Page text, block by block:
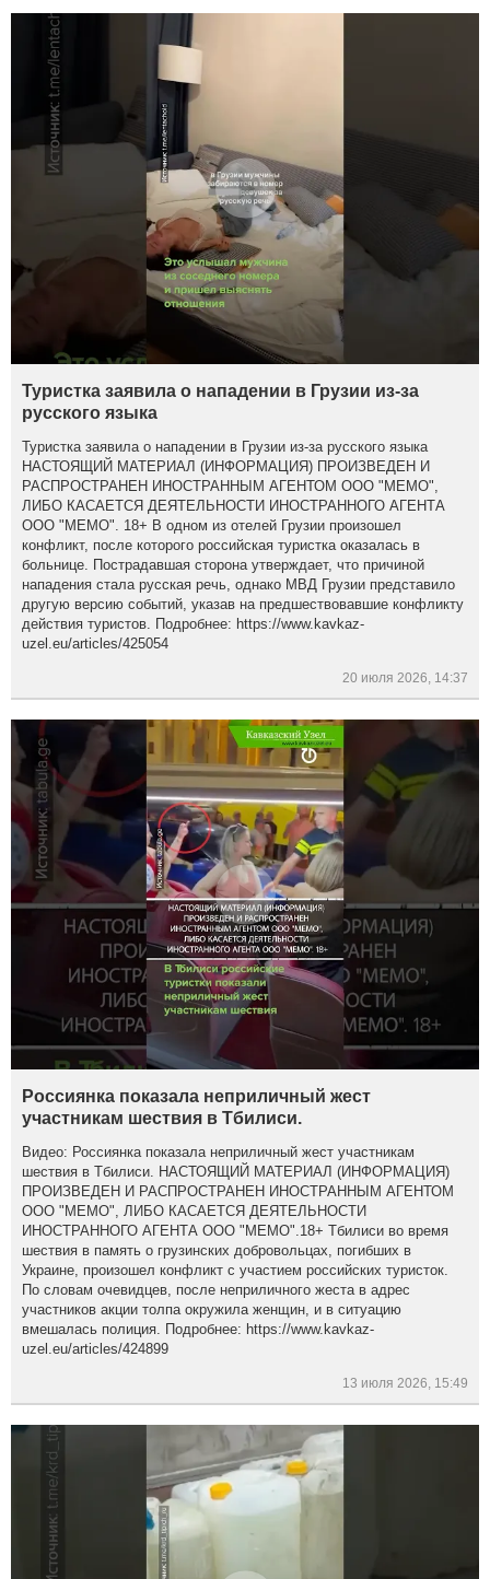
Туристка заявила о нападении в Грузии из-за
русского языка
Туристка заявила о нападении в Грузии из-за русского языка
НАСТОЯЩИЙ МАТЕРИАЛ (ИНФОРМАЦИЯ) ПРОИЗВЕДЕН И
РАСПРОСТРАНЕН ИНОСТРАННЫМ АГЕНТОМ ООО "МЕМО",
ЛИБО КАСАЕТСЯ ДЕЯТЕЛЬНОСТИ ИНОСТРАННОГО АГЕНТА
ООО "МЕМО". 18+ В одном из отелей Грузии произошел
конфликт, после которого российская туристка оказалась в
больнице. Пострадавшая сторона утверждает, что причиной
нападения стала русская речь, однако МВД Грузии представило
другую версию событий, указав на предшествовавшие конфликту
действия туристов. Подробнее: https://www.kavkaz-
uzel.eu/articles/425054
20 июля 2026, 14:37
Россиянка показала неприличный жест
участникам шествия в Тбилиси.
Видео: Россиянка показала неприличный жест участникам
шествия в Тбилиси. НАСТОЯЩИЙ МАТЕРИАЛ (ИНФОРМАЦИЯ)
ПРОИЗВЕДЕН И РАСПРОСТРАНЕН ИНОСТРАННЫМ АГЕНТОМ
ООО "МЕМО", ЛИБО КАСАЕТСЯ ДЕЯТЕЛЬНОСТИ
ИНОСТРАННОГО АГЕНТА ООО "МЕМО".18+ Тбилиси во время
шествия в память о грузинских добровольцах, погибших в
Украине, произошел конфликт с участием российских туристок.
По словам очевидцев, после неприличного жеста в адрес
участников акции толпа окружила женщин, и в ситуацию
вмешалась полиция. Подробнее: https://www.kavkaz-
uzel.eu/articles/424899
13 июля 2026, 15:49